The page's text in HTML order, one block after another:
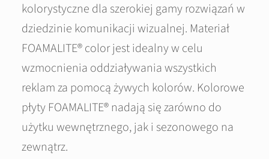
kolorystyczne dla szerokiej gamy rozwiązań w
dziedzinie komunikacji wizualnej. Materiał
FOAMALITE® color jest idealny w celu
wzmocnienia oddziaływania wszystkich
reklam za pomocą żywych kolorów. Kolorowe
płyty FOAMALITE® nadają się zarówno do
użytku wewnętrznego, jak i sezonowego na
zewnątrz.